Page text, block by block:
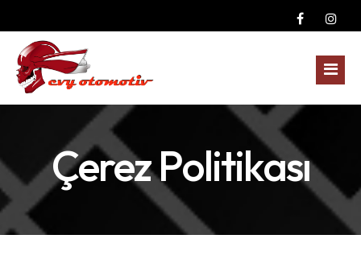
Anasayfa
Kurumsal
Yedek Parçalar
Çerez Politikası